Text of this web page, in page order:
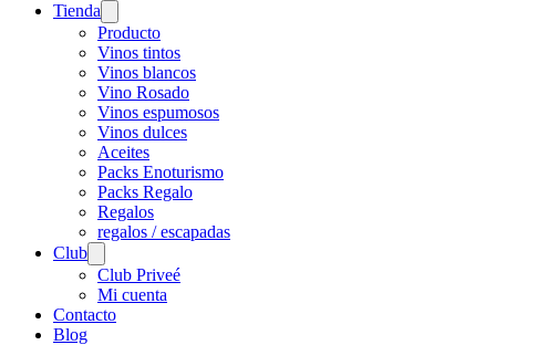
Tienda
menu
Producto
Vinos tintos
Vinos blancos
Vino Rosado
Vinos espumosos
Vinos dulces
Aceites
Packs Enoturismo
Packs Regalo
Regalos
regalos / escapadas
Club
menu
Club Priveé
Mi cuenta
Contacto
Blog